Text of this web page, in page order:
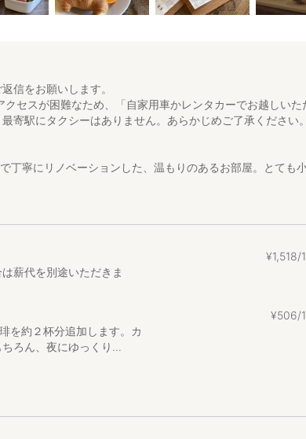
信をお願いします。
クセスが困難なため、「自家用車かレンタカーでお越しいた
寄駅にタクシーはありません。あらかじめご了承ください。
丁寧にリノベーションした、温もりのあるお部屋。とても
、独立した建物なのでプライバシーも守られリラックスし
意しています。お好きな時間にセルフ調理でどうぞ。
飲み比べや自家製シロップを楽しめます。お好きなドリン
お気に入りのおつまみと一緒にゆっくり味わうのが当宿お
由なスタイルでお楽しみください。
じながら能勢の棚田や風景を巡るのに最適です。（電動ア
薪代を別途いただきま
¥1,518/
を約２杯分追加します。カ
ろん、夜にゆっくり...
¥506/